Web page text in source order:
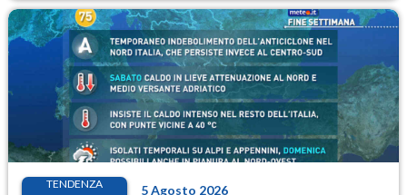
TENDENZA 5 Agosto 2026